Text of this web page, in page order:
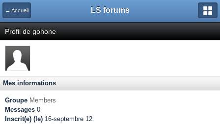
← Accueil LS forums
Profil de gohone
Mes informations
Groupe Members
Messages 0
Inscrit(e) (le) 16-septembre 12